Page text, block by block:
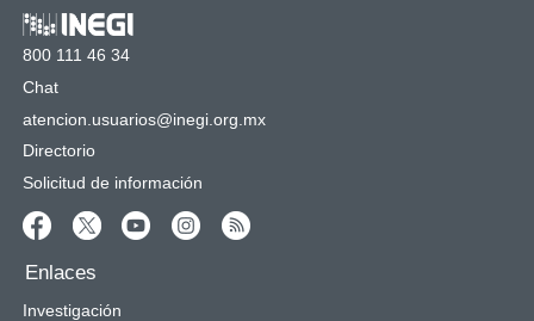
800 111 46 34
Chat
atencion.usuarios@inegi.org.mx
Directorio
Solicitud de información
Enlaces
Investigación